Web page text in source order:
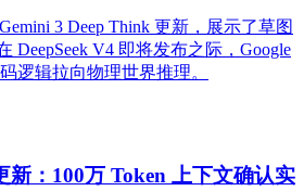
3 Deep Think 更新，展示了草图
DeepSeek V4 即将发布之际，Google
逻辑拉向物理世界推理。
新：100万 Token 上下文确认实